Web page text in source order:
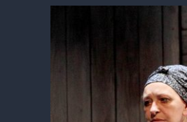
пїЅпїЅпїЅ
пїЅпїЅпїЅ